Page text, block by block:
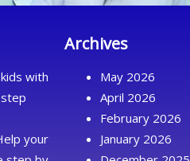
with
your
Archives
May 2026
April 2026
February 2026
January 2026